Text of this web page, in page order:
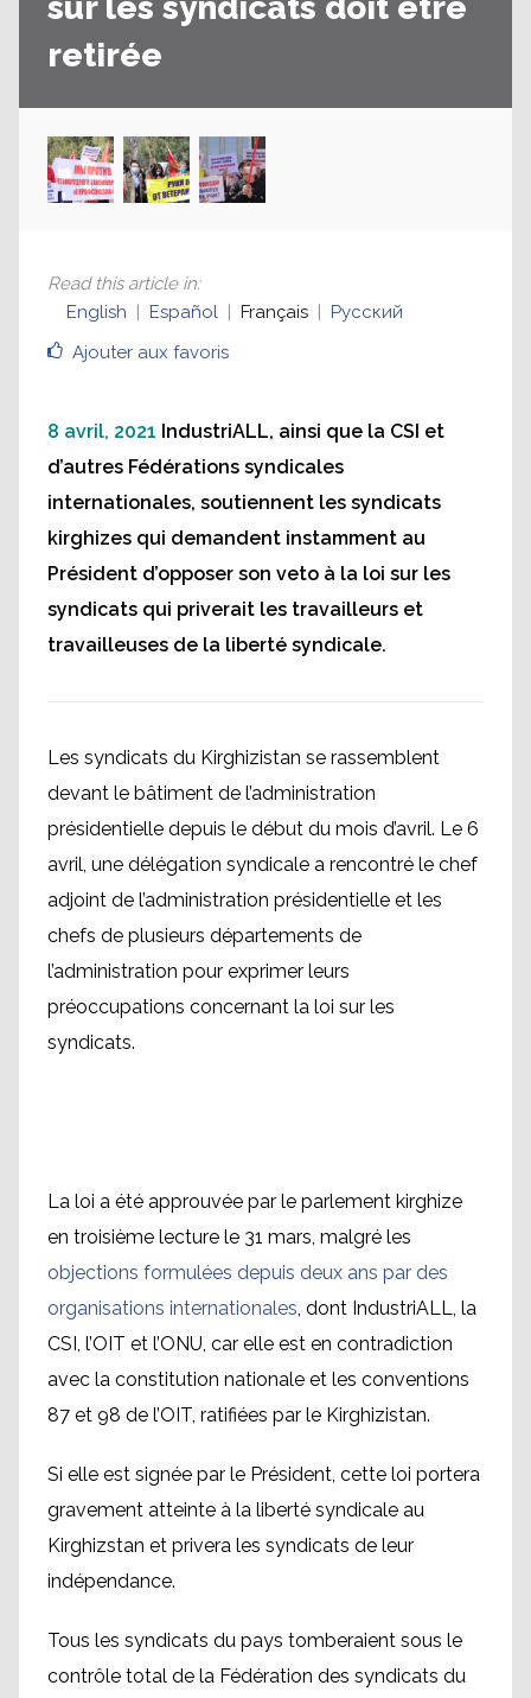
retirée
Ajouter aux favoris
Read this article in:
English
Español Français Русский
8 avril, 2021 IndustriALL, ainsi que la CSI et
d’autres Fédérations syndicales
internationales, soutiennent les syndicats
kirghizes qui demandent instamment au
Président d’opposer son veto à la loi sur les
syndicats qui priverait les travailleurs et
travailleuses de la liberté syndicale.
Les syndicats du Kirghizistan se rassemblent
devant le bâtiment de l’administration
présidentielle depuis le début du mois d’avril. Le 6
avril, une délégation syndicale a rencontré le chef
adjoint de l’administration présidentielle et les
chefs de plusieurs départements de
l’administration pour exprimer leurs
préoccupations concernant la loi sur les
syndicats.
La loi a été approuvée par le parlement kirghize
en troisième lecture le 31 mars, malgré les
objections formulées depuis deux ans par des
organisations internationales, dont IndustriALL, la
CSI, l’OIT et l’ONU, car elle est en contradiction
avec la constitution nationale et les conventions
87 et 98 de l’OIT, ratifiées par le Kirghizistan.
Si elle est signée par le Président, cette loi portera
gravement atteinte à la liberté syndicale au
Kirghizstan et privera les syndicats de leur
indépendance.
Tous les syndicats du pays tomberaient sous le
contrôle total de la Fédération des syndicats du